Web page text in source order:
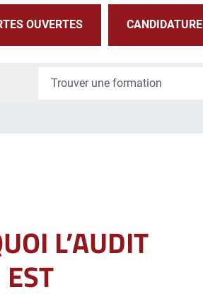
OUVERTES CANDIDATURE
L’AUDIT
EST